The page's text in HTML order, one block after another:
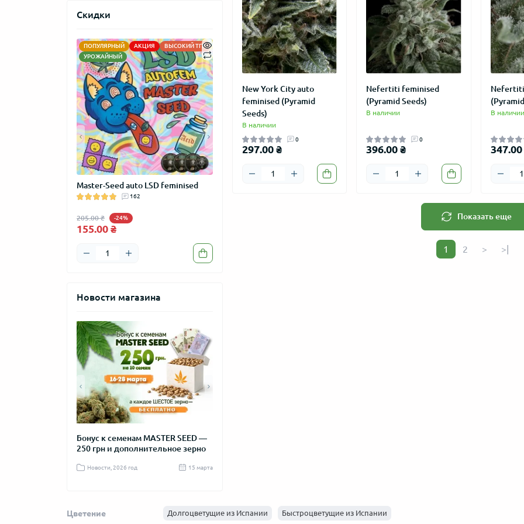
Скидки
ПОПУЛЯРНЫЙ АКЦИЯ
ВЫСОКИЙ ТГК
УРОЖАЙНЫЙ
Master-Seed auto LSD feminised
162
205.00 ₴ -24%
155.00 ₴
НОВИЧКАМ
Master-Seed auto Lemon Haze
АКЦИЯ
Колпак "LOVE GROW" сувенир
АКЦИЯ
Master-
189.00 ₴
145.00
Новости магазина
Бонус к семенам MASTER SEED —
250 грн и дополнительное зерно
Новости, 2026 год 15 марта
New York City auto
feminised (Pyramid
Seeds)
В наличии
0
297.00 ₴
Nefertiti feminised
(Pyramid Seeds)
В наличии
0
396.00 ₴
Nefertiti
В наличии
347.00
Показать еще
1 2 > >|
Цветение Долгоцветущие из Испании Быстроцветущие из Испании